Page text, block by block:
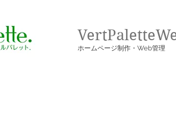
​ホームページ制作・Web管理